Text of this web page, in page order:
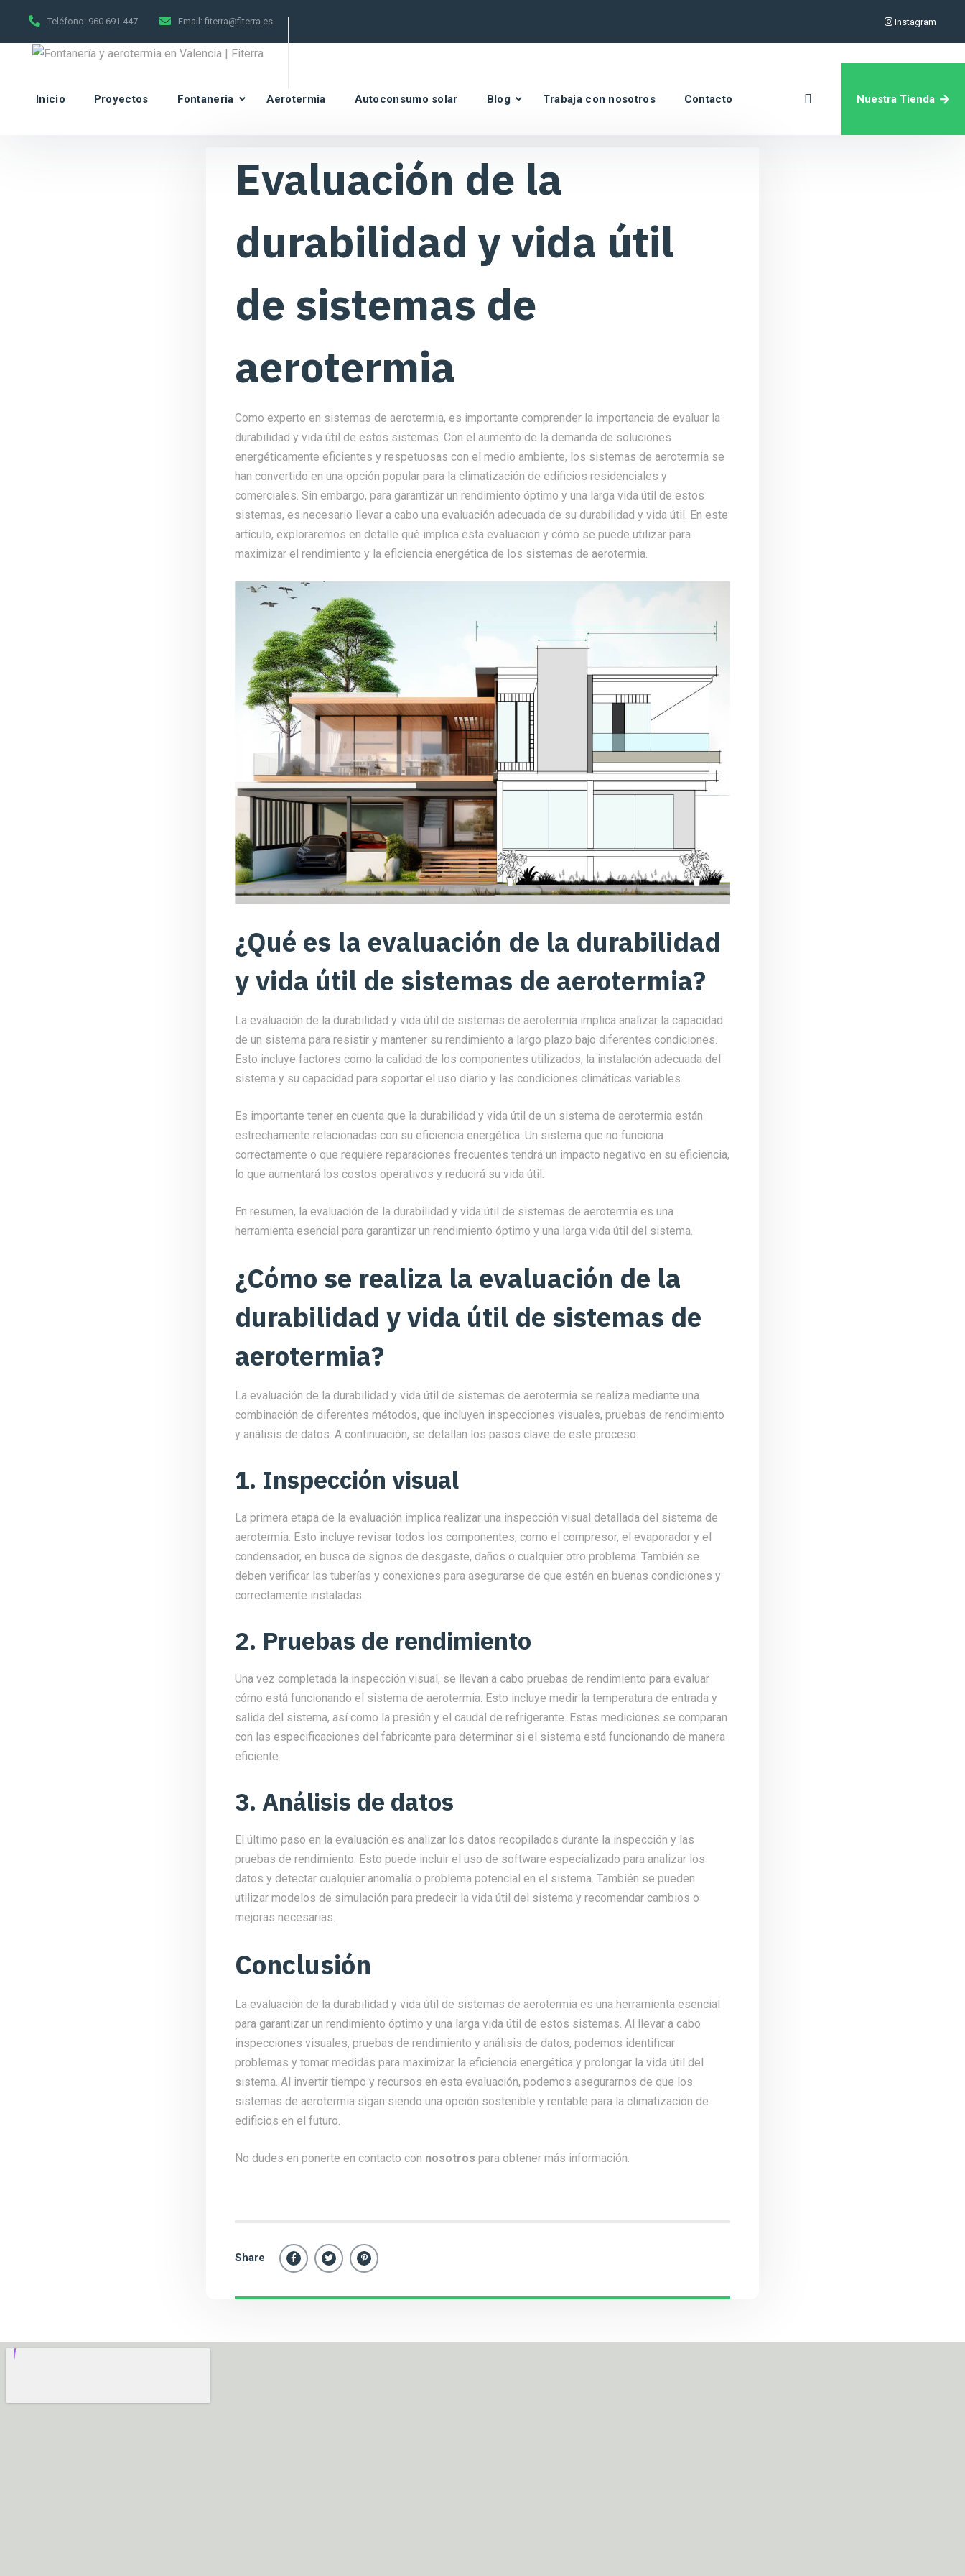
Teléfono: 960 691 447 Email: fiterra@fiterra.es Instagram
Inicio Proyectos Fontaneria Aerotermia Autoconsumo solar Blog Trabaja con nosotros Contacto Nuestra Tienda
Evaluación de la
durabilidad y vida útil
de sistemas de
aerotermia
Como experto en sistemas de aerotermia, es importante comprender la importancia de evaluar la
durabilidad y vida útil de estos sistemas. Con el aumento de la demanda de soluciones
energéticamente eficientes y respetuosas con el medio ambiente, los sistemas de aerotermia se
han convertido en una opción popular para la climatización de edificios residenciales y
comerciales. Sin embargo, para garantizar un rendimiento óptimo y una larga vida útil de estos
sistemas, es necesario llevar a cabo una evaluación adecuada de su durabilidad y vida útil. En este
artículo, exploraremos en detalle qué implica esta evaluación y cómo se puede utilizar para
maximizar el rendimiento y la eficiencia energética de los sistemas de aerotermia.
¿Qué es la evaluación de la durabilidad
y vida útil de sistemas de aerotermia?
La evaluación de la durabilidad y vida útil de sistemas de aerotermia implica analizar la capacidad
de un sistema para resistir y mantener su rendimiento a largo plazo bajo diferentes condiciones.
Esto incluye factores como la calidad de los componentes utilizados, la instalación adecuada del
sistema y su capacidad para soportar el uso diario y las condiciones climáticas variables.
Es importante tener en cuenta que la durabilidad y vida útil de un sistema de aerotermia están
estrechamente relacionadas con su eficiencia energética. Un sistema que no funciona
correctamente o que requiere reparaciones frecuentes tendrá un impacto negativo en su eficiencia,
lo que aumentará los costos operativos y reducirá su vida útil.
En resumen, la evaluación de la durabilidad y vida útil de sistemas de aerotermia es una
herramienta esencial para garantizar un rendimiento óptimo y una larga vida útil del sistema.
¿Cómo se realiza la evaluación de la
durabilidad y vida útil de sistemas de
aerotermia?
La evaluación de la durabilidad y vida útil de sistemas de aerotermia se realiza mediante una
combinación de diferentes métodos, que incluyen inspecciones visuales, pruebas de rendimiento
y análisis de datos. A continuación, se detallan los pasos clave de este proceso:
1. Inspección visual
La primera etapa de la evaluación implica realizar una inspección visual detallada del sistema de
aerotermia. Esto incluye revisar todos los componentes, como el compresor, el evaporador y el
condensador, en busca de signos de desgaste, daños o cualquier otro problema. También se
deben verificar las tuberías y conexiones para asegurarse de que estén en buenas condiciones y
correctamente instaladas.
2. Pruebas de rendimiento
Una vez completada la inspección visual, se llevan a cabo pruebas de rendimiento para evaluar
cómo está funcionando el sistema de aerotermia. Esto incluye medir la temperatura de entrada y
salida del sistema, así como la presión y el caudal de refrigerante. Estas mediciones se comparan
con las especificaciones del fabricante para determinar si el sistema está funcionando de manera
eficiente.
3. Análisis de datos
El último paso en la evaluación es analizar los datos recopilados durante la inspección y las
pruebas de rendimiento. Esto puede incluir el uso de software especializado para analizar los
datos y detectar cualquier anomalía o problema potencial en el sistema. También se pueden
utilizar modelos de simulación para predecir la vida útil del sistema y recomendar cambios o
mejoras necesarias.
Conclusión
La evaluación de la durabilidad y vida útil de sistemas de aerotermia es una herramienta esencial
para garantizar un rendimiento óptimo y una larga vida útil de estos sistemas. Al llevar a cabo
inspecciones visuales, pruebas de rendimiento y análisis de datos, podemos identificar
problemas y tomar medidas para maximizar la eficiencia energética y prolongar la vida útil del
sistema. Al invertir tiempo y recursos en esta evaluación, podemos asegurarnos de que los
sistemas de aerotermia sigan siendo una opción sostenible y rentable para la climatización de
edificios en el futuro.
No dudes en ponerte en contacto con nosotros para obtener más información.
Share